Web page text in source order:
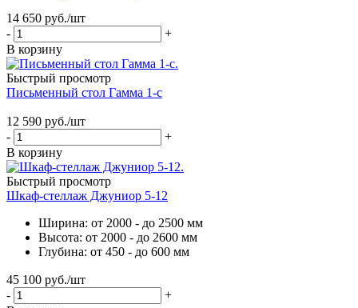
14 650 руб./шт
-
+
В корзину
Быстрый просмотр
Письменный стол Гамма 1-с
12 590 руб./шт
-
+
В корзину
Быстрый просмотр
Шкаф-стеллаж Джуниор 5-12
Ширина: от 2000 - до 2500 мм
Высота: от 2000 - до 2600 мм
Глубина: от 450 - до 600 мм
45 100 руб./шт
-
+